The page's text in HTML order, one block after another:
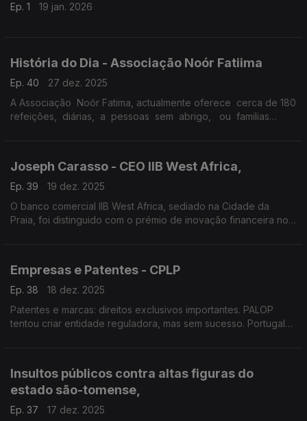
Ep. 1 19 jan. 2026
História do Dia - Associação Noór Fatiima
Ep. 40
27 dez. 2025
A Associação Noór Fatima, actualmente oferece cerca de 180
refeições, diárias, a pessoas sem abrigo, ou familias
Joseph Carasso - CEO IIB West Africa,
Ep. 39
19 dez. 2025
O banco comercial IIB West Africa, sediado na Cidade da
Praia, foi distinguido com o prémio de inovação financeira no
Empresas e Patentes - CPLP
Ep. 38
18 dez. 2025
Patentes e marcas: direitos exclusivos importantes. PALOP
tentou criar entidade reguladora, mas sem sucesso. Portugal
Insultos públicos contra altas figuras do
estado são-tomense,
Ep. 37
17 dez. 2025